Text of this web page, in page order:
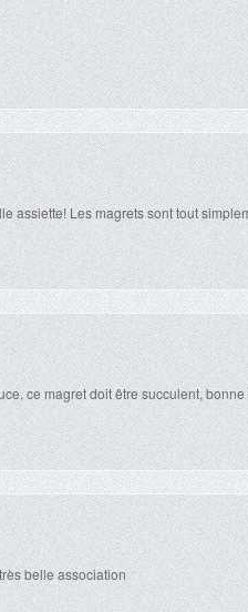
assiette! Les magrets sont tout
ce magret doit être succulent,
belle association